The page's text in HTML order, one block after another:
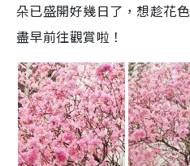
朵已盛開好幾日了，想趁花
盡早前往觀賞啦！